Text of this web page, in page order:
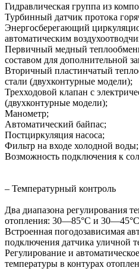
Гидравлическая группа из
Турбинный датчик протока
Энергосберегающий
автоматическим
Первичный медный
составом для дополнительной
Вторичный пластинчатый
стали (двухконтурные модели);
Трехходовой клапан с
(двухконтурные модели);
Манометр;
Автоматический байпас;
Постциркуляция насоса;
Фильтр на входе холодной воды;
Возможность подключения к
– Температурный контроль
Два диапазона регулирования
отопления: 30—85°С и
Встроенная погодозависимая
подключения датчика уличной
Регулирование и
температуры в контурах